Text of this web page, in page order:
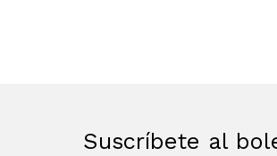
Suscríbete al